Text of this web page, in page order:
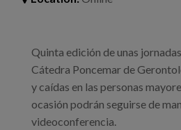
Quinta edición de unas
Cátedra Poncemar de
y caídas en las personas
ocasión podrán seguirse de
videoconferencia.